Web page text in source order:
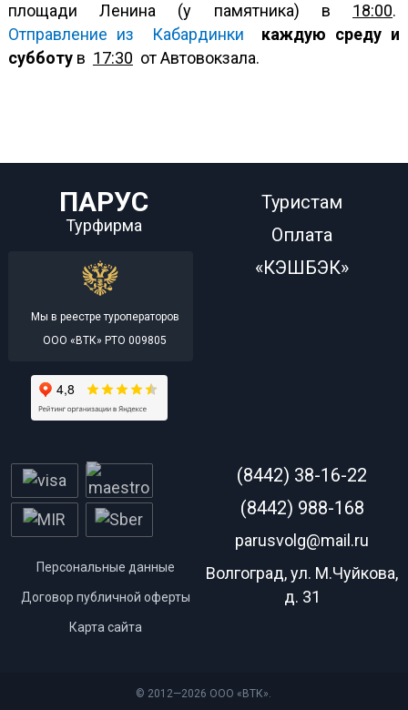
площади Ленина (у памятника) в 18:00.
Отправление из
Кабардинки
каждую среду и
субботув 17:30 от Автовокзала.
ПАРУС
Турфирма
Мы в реестре туроператоров
ООО «ВТК» РТО 009805
Туристам
Оплата
«КЭШБЭК»
Персональные данные
Договор публичной оферты
Карта сайта
(8442) 38-16-22
(8442) 988-168
parusvolg@mail.ru
Волгоград, ул. М.Чуйкова,
д. 31
© 2012—2026 ООО «ВТК».